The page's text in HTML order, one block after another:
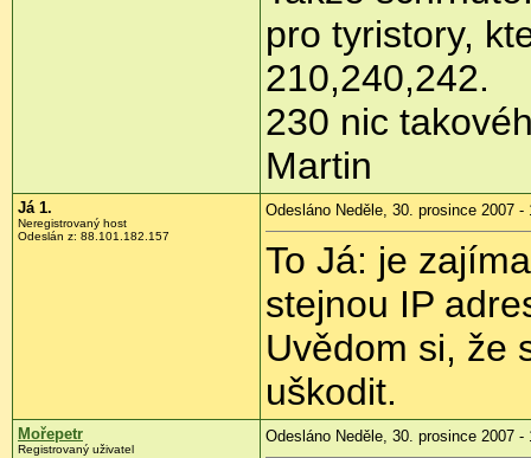
pro tyristory,
210,240,242.
230 nic
Martin
Já 1.
Neregistrovaný host
Odeslán z: 88.101.182.157
Odesláno Neděle, 30. prosince 2007 -
To Já: je
stejnou IP
Uvědom si, že
uškodit.
Mořepetr
Registrovaný uživatel
Odesláno Neděle, 30. prosince 2007 -